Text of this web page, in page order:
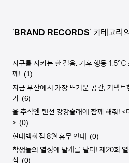
'BRAND RECORDS' 카테고리
지구를 지키는 한 걸음, 기후 행동 1.5℃
께! (1)
지금 부산에서 가장 뜨거운 공간, 커넥트
기
(6)
올 추석엔 랜선 강강술래에 함께 해줘! <
> (0)
현대백화점 8월 휴무 안내 (0)
학생들의 열정에 날개를 달다! 제20회
식 (0)